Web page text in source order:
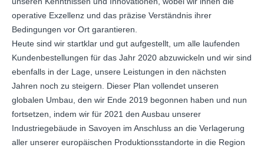
operative Exzellenz und das präzise Verständnis ihrer
Bedingungen vor Ort garantieren.
Heute sind wir startklar und gut aufgestellt, um alle laufenden
Kundenbestellungen für das Jahr 2020 abzuwickeln und wir sind
ebenfalls in der Lage, unsere Leistungen in den nächsten
Jahren noch zu steigern. Dieser Plan vollendet unseren
globalen Umbau, den wir Ende 2019 begonnen haben und nun
fortsetzen, indem wir für 2021 den Ausbau unserer
Industriegebäude in Savoyen im Anschluss an die Verlagerung
aller unserer europäischen Produktionsstandorte in die Region